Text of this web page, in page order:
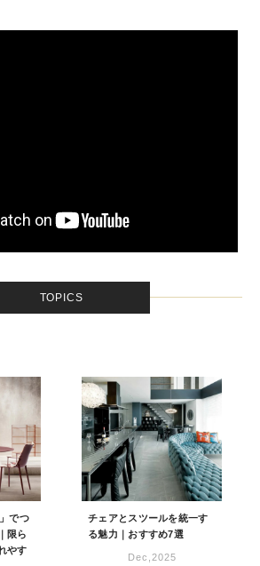
TOPICS
でつ
限ら
やす
チェアとスツールを統一す
る魅力｜おすすめ7選
Dec,2025